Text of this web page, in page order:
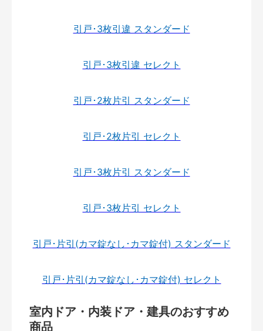
引戸･3枚引違 スタンダード
引戸･3枚引違 セレクト
引戸･2枚片引 スタンダード
引戸･2枚片引 セレクト
引戸･3枚片引 スタンダード
引戸･3枚片引 セレクト
引戸･片引(カマ錠なし･カマ錠付) スタンダード
引戸･片引(カマ錠なし･カマ錠付) セレクト
室内ドア・内装ドア・建具のおすすめ
商品